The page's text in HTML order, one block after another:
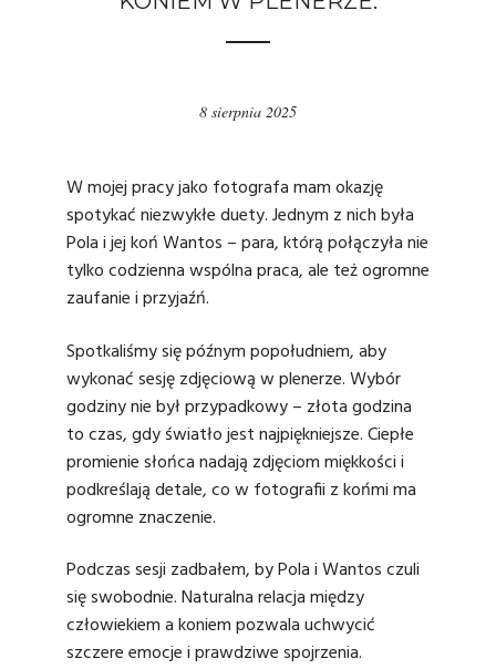
8 sierpnia 2025
W mojej pracy jako fotografa mam okazję
spotykać niezwykłe duety. Jednym z nich była
Pola i jej koń Wantos – para, którą połączyła nie
tylko codzienna wspólna praca, ale też ogromne
zaufanie i przyjaźń.
Spotkaliśmy się późnym popołudniem, aby
wykonaćsesję zdjęciową w plenerze. Wybór
godziny nie był przypadkowy – złota godzina
to czas, gdy światło jest najpiękniejsze. Ciepłe
promienie słońca nadają zdjęciom miękkości i
podkreślają detale, co w fotografii z końmi ma
ogromne znaczenie.
Podczas sesji zadbałem, by Pola i Wantos czuli
się swobodnie. Naturalna relacja między
człowiekiem a koniem pozwala uchwycić
szczere emocje i prawdziwe spojrzenia.